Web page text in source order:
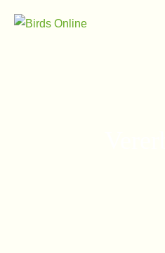
zum